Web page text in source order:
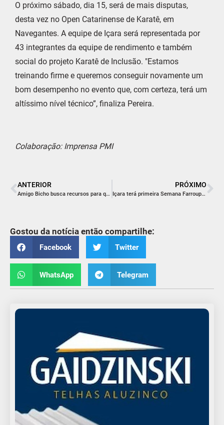
O próximo sábado, dia 15, será de mais disputas,
desta vez no Open Catarinense de Karatê, em
Navegantes. A equipe de Içara será representada por
43 integrantes da equipe de rendimento e também
social do projeto Karatê de Inclusão. "Estamos
treinando firme e queremos conseguir novamente um
bom desempenho no evento que, com certeza, terá um
altíssimo nível técnico”, finaliza Pereira.
Colaboração: Imprensa PMI
ANTERIOR
Amigo Bicho busca recursos para quitar dívida de R$ 20 mil
PRÓXIMO
Içara terá primeira Semana Farroupilha
Gostou da notícia então compartilhe:
Facebook Twitter
WhatsApp Telegram